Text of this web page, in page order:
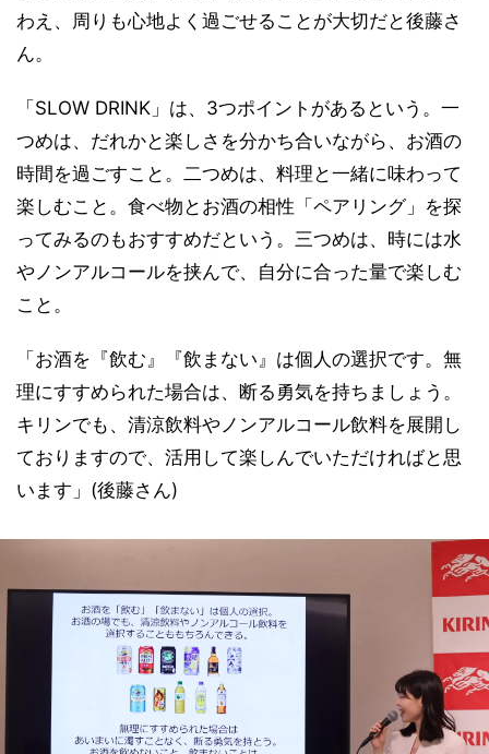
わえ、周りも心地よく過ごせることが大切だと後藤さ
ん。
「SLOW DRINK」は、3つポイントがあるという。一
つめは、だれかと楽しさを分かち合いながら、お酒の
時間を過ごすこと。二つめは、料理と一緒に味わって
楽しむこと。食べ物とお酒の相性「ペアリング」を探
ってみるのもおすすめだという。三つめは、時には水
やノンアルコールを挟んで、自分に合った量で楽しむ
こと。
「お酒を『飲む』『飲まない』は個人の選択です。無
理にすすめられた場合は、断る勇気を持ちましょう。
キリンでも、清涼飲料やノンアルコール飲料を展開し
ておりますので、活用して楽しんでいただければと思
います」(後藤さん)